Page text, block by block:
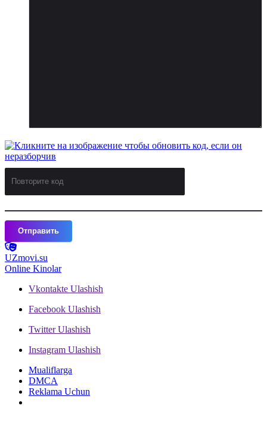
Отправить
UZmovi.su
Online Kinolar
Vkontakte Ulashish
Facebook Ulashish
Twitter Ulashish
Instagram Ulashish
Mualiflarga
DMCA
Reklama Uchun